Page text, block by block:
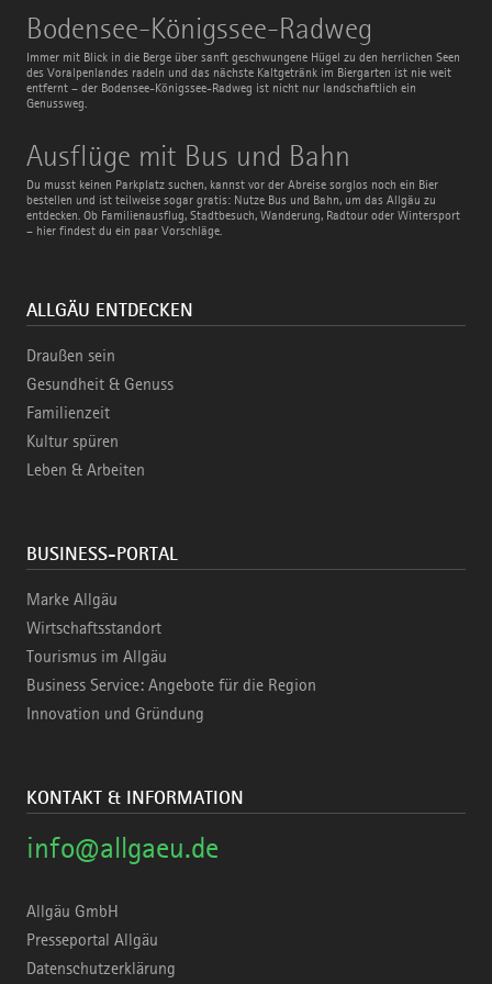
Bodensee-Königssee-Radweg
Immer mit Blick in die Berge über sanft geschwungene Hügel zu den herrlichen Seen
des Voralpenlandes radeln und das nächste Kaltgetränk im Biergarten ist nie weit
entfernt – der Bodensee-Königssee-Radweg ist nicht nur landschaftlich ein
Genussweg.
Bodensee-
Königssee-
Radweg
Ausflüge mit Bus und Bahn
Du musst keinen Parkplatz suchen, kannst vor der Abreise sorglos noch ein Bier
bestellen und ist teilweise sogar gratis: Nutze Bus und Bahn, um das Allgäu zu
entdecken. Ob Familienausflug, Stadtbesuch, Wanderung, Radtour oder Wintersport
– hier findest du ein paar Vorschläge.
Ausflüge
mit
Bus
und
Bahn
ALLGÄU ENTDECKEN
Draußen sein
Gesundheit & Genuss
Familienzeit
Kultur spüren
Leben & Arbeiten
BUSINESS-PORTAL
Marke Allgäu
Wirtschaftsstandort
Tourismus im Allgäu
Business Service: Angebote für die Region
Innovation und Gründung
KONTAKT & INFORMATION
info@allgaeu.de
Allgäu GmbH
Presseportal Allgäu
Datenschutzerklärung